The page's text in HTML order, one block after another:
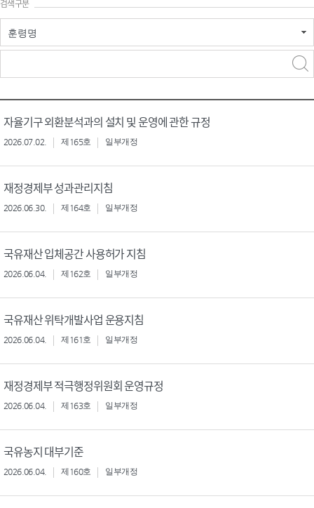
검색구분
훈령명
자율기구 외환분석과의 설치 및 운영에 관한 규정
2026.07.02. 제165호 일부개정
재정경제부 성과관리지침
2026.06.30. 제164호 일부개정
국유재산 입체공간 사용허가 지침
2026.06.04. 제162호 일부개정
국유재산 위탁개발사업 운용지침
2026.06.04. 제161호 일부개정
재정경제부 적극행정위원회 운영규정
2026.06.04. 제163호 일부개정
국유농지 대부기준
2026.06.04. 제160호 일부개정